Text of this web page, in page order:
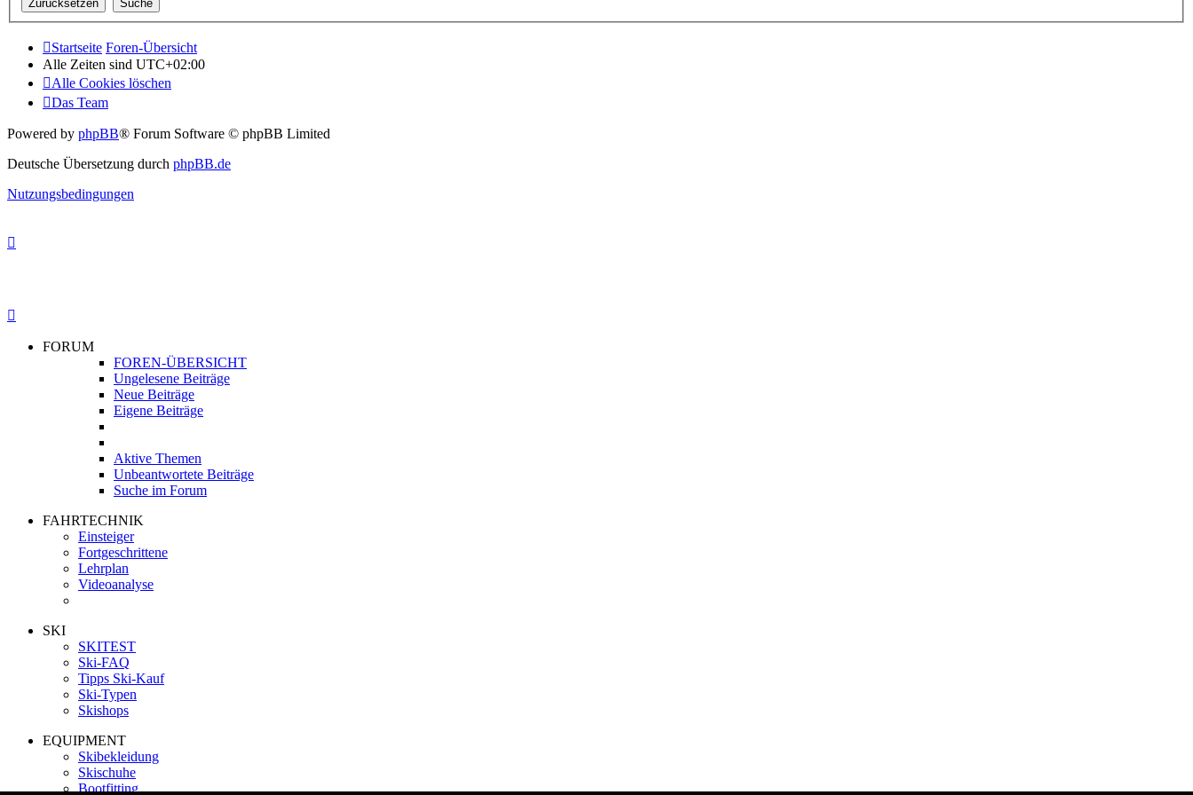
Startseite Foren-Übersicht
Alle Zeiten sind UTC+02:00
Alle Cookies löschen
Das Team
Powered by phpBB® Forum Software © phpBB Limited
Deutsche Übersetzung durch phpBB.de
Nutzungsbedingungen
FORUM
FOREN-ÜBERSICHT
Ungelesene Beiträge
Neue Beiträge
Eigene Beiträge
Aktive Themen
Unbeantwortete Beiträge
Suche im Forum
FAHRTECHNIK
Einsteiger
Fortgeschrittene
Lehrplan
Videoanalyse
SKI
SKITEST
Ski-FAQ
Tipps Ski-Kauf
Ski-Typen
Skishops
EQUIPMENT
Skibekleidung
Skischuhe
Bootfitting